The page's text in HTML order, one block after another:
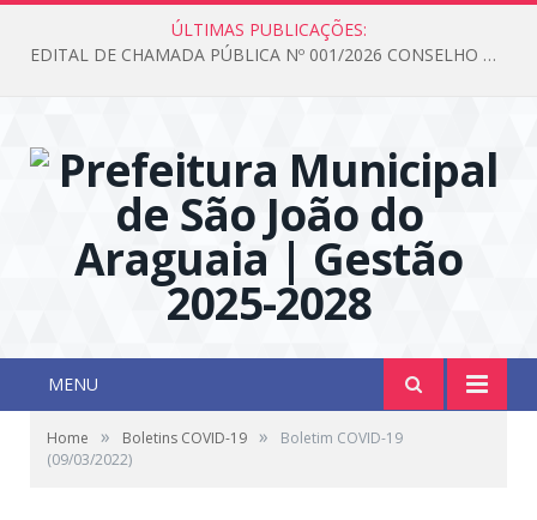
ÚLTIMAS PUBLICAÇÕES:
EDITAL DE CHAMADA PÚBLICA Nº 001/2026 CONSELHO DOS DIREITOS DA CRIANÇA E DO ADOLESCENTE
MENU
Home » Boletins COVID-19 »
Boletim COVID-19
(09/03/2022)